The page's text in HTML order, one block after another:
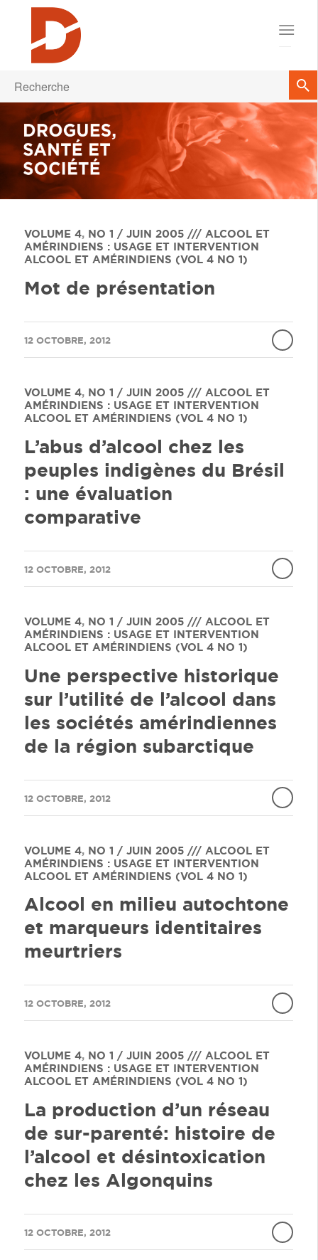
VOLUME 4, NO 1 / JUIN 2005 /// ALCOOL ET
AMÉRINDIENS : USAGE ET INTERVENTION
ALCOOL ET AMÉRINDIENS (VOL 4 NO 1)
Mot de présentation
12 OCTOBRE, 2012
/
VOLUME 4, NO 1 / JUIN 2005 /// ALCOOL ET
AMÉRINDIENS : USAGE ET INTERVENTION
ALCOOL ET AMÉRINDIENS (VOL 4 NO 1)
L’abus d’alcool chez les
peuples indigènes du Brésil
: une évaluation
comparative
12 OCTOBRE, 2012
/
VOLUME 4, NO 1 / JUIN 2005 /// ALCOOL ET
AMÉRINDIENS : USAGE ET INTERVENTION
ALCOOL ET AMÉRINDIENS (VOL 4 NO 1)
Une perspective historique
sur l’utilité de l’alcool dans
les sociétés amérindiennes
de la région subarctique
12 OCTOBRE, 2012
/
VOLUME 4, NO 1 / JUIN 2005 /// ALCOOL ET
AMÉRINDIENS : USAGE ET INTERVENTION
ALCOOL ET AMÉRINDIENS (VOL 4 NO 1)
Alcool en milieu autochtone
et marqueurs identitaires
meurtriers
12 OCTOBRE, 2012
/
VOLUME 4, NO 1 / JUIN 2005 /// ALCOOL ET
AMÉRINDIENS : USAGE ET INTERVENTION
ALCOOL ET AMÉRINDIENS (VOL 4 NO 1)
La production d’un réseau
de sur-parenté: histoire de
l’alcool et désintoxication
chez les Algonquins
12 OCTOBRE, 2012
/